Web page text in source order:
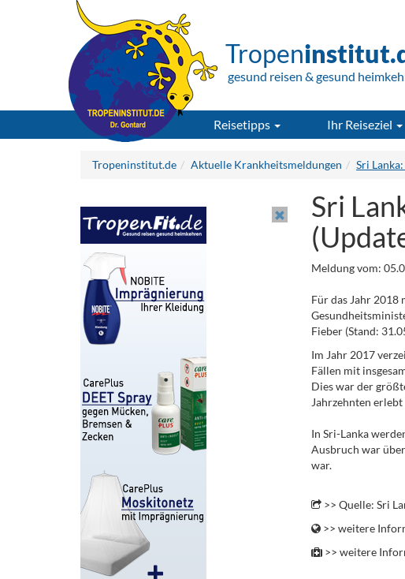
Tropen
gesund reisen & gesund
Reisetipps Ihr Reiseziel
Tropeninstitut.de Aktuelle Krankheitsmeldungen Sri
Sri
Meldung vom:
Für das Jahr 2018
Fieber (Stand:
Im Jahr 2017
Fällen mit
Dies war der
Jahrzehnten erlebt
In Sri-Lanka
Ausbruch war
war.
>> Quelle: Sri
>> weitere
>> weitere